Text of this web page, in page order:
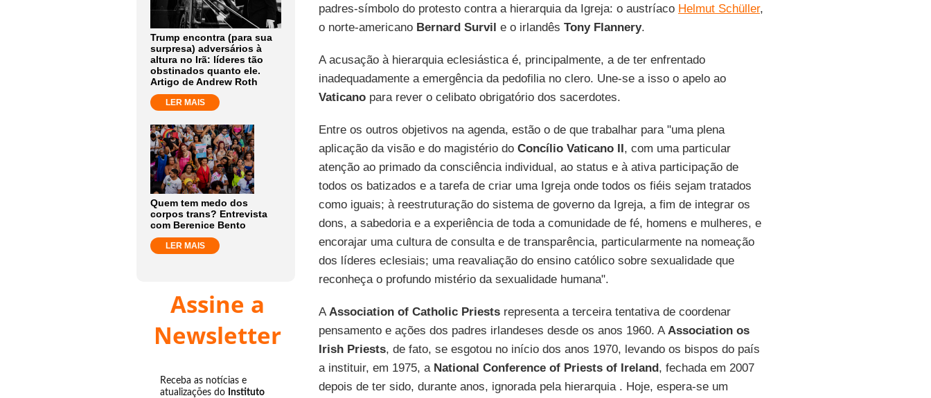
Trump encontra (para sua
surpresa) adversários à
altura no Irã: líderes tão
obstinados quanto ele.
Artigo de Andrew Roth
LER MAIS
Quem tem medo dos
corpos trans? Entrevista
com Berenice Bento
LER MAIS
Assine a
Newsletter
Receba as notícias e
atualizações do Instituto
padres-símbolo do protesto contra a hierarquia da Igreja: o austríaco Helmut Schüller,
o norte-americano Bernard Survil e o irlandês Tony Flannery.
A acusação à hierarquia eclesiástica é, principalmente, a de ter enfrentado
inadequadamente a emergência da pedofilia no clero. Une-se a isso o apelo ao
Vaticanopara rever o celibato obrigatório dos sacerdotes.
Entre os outros objetivos na agenda, estão o de que trabalhar para "uma plena
aplicação da visão e do magistério do Concílio Vaticano II, com uma particular
atenção ao primado da consciência individual, ao status e à ativa participação de
todos os batizados e a tarefa de criar uma Igreja onde todos os fiéis sejam tratados
como iguais; à reestruturação do sistema de governo da Igreja, a fim de integrar os
dons, a sabedoria e a experiência de toda a comunidade de fé, homens e mulheres, e
encorajar uma cultura de consulta e de transparência, particularmente na nomeação
dos líderes eclesiais; uma reavaliação do ensino católico sobre sexualidade que
reconheça o profundo mistério da sexualidade humana".
AAssociation of Catholic Priestsrepresenta a terceira tentativa de coordenar
pensamento e ações dos padres irlandeses desde os anos 1960. AAssociation os
Irish Priests, de fato, se esgotou no início dos anos 1970, levando os bispos do país
a instituir, em 1975, a National Conference of Priests of Ireland, fechada em 2007
depois de ter sido, durante anos, ignorada pela hierarquia . Hoje, espera-se um